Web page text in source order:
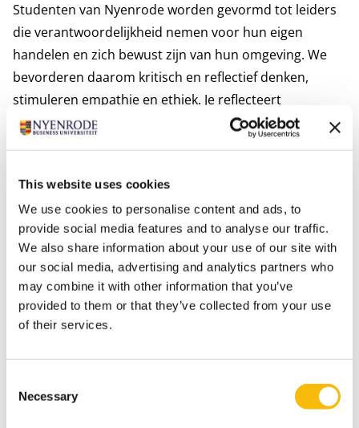
This website uses cookies
We use cookies to personalise content and ads, to
provide social media features and to analyse our traffic.
We also share information about your use of our site with
our social media, advertising and analytics partners who
may combine it with other information that you’ve
provided to them or that they’ve collected from your use
of their services.
Selection
Necessary
Studenten van Nyenrode worden gevormd tot leiders
die verantwoordelijkheid nemen voor hun eigen
handelen en zich bewust zijn van hun omgeving. We
bevorderen daarom kritisch en reflectief denken,
stimuleren empathie en ethiek. Je reflecteert
voortdurend op jouw eigen leiderschap en de
van leiderschap meer impact kunt maken op jouw
omgeving.
De rode draad door de MSc. in Management is het vak
Personal Leadership and Development. We moedigen
je aan te ontdekken wat voor soort leider je wilt
worden, wat je motiveert en wat je talenten zijn. Dat
doe je niet alleen, je maakt deze reis samen met
Kennis van internationaal ondernemen is van groot